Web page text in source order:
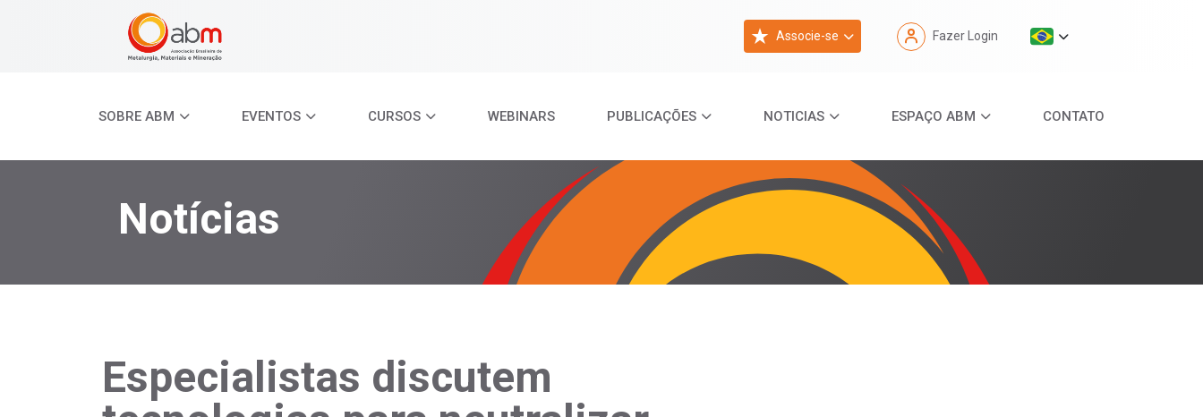
Associe-se Fazer Login
SOBRE ABM EVENTOS CURSOS WEBINARS PUBLICAÇÕES NOTICIAS ESPAÇO ABM CONTATO
Notícias
Especialistas discutem